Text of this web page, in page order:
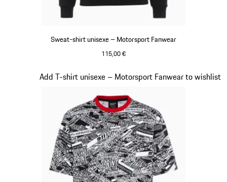
Sweat-shirt unisexe – Motorsport Fanwear
115,00 €
Add T-shirt unisexe – Motorsport Fanwear to wishlist
Diapositive 17 sur 20